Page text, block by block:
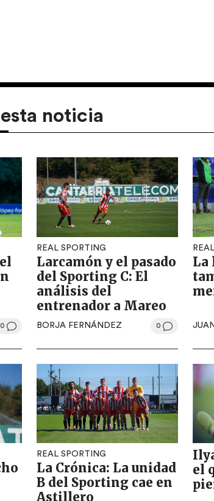
noticia
0
REAL SPORTING
Larcamón y el pasado
del Sporting C: El
análisis del
entrenador a Mareo
BORJA FERNÁNDEZ 0
La
REAL SPORTING
La Crónica: La unidad
B del Sporting cae en
Astillero
el